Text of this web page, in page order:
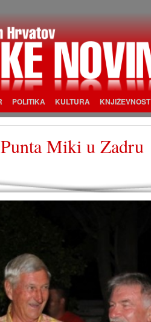
POLITIKA KULTURA KNJIŽEVNOST
Miki u Zadru